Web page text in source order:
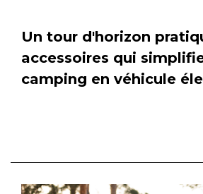
Un tour d'horizon
accessoires qui
camping en véhicule